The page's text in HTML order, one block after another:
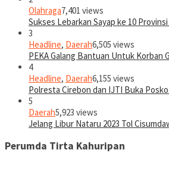
Olahraga7,401 views
Sukses Lebarkan Sayap ke 10
3
Headline, Daerah6,505 views
PEKA Galang Bantuan Untuk Korban
4
Headline, Daerah6,155 views
Polresta Cirebon dan IJTI Buka
5
Daerah5,923 views
Jelang Libur Nataru 2023 Tol
Perumda Tirta Kahuripan